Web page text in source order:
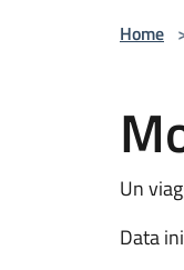
Home
Un
Data